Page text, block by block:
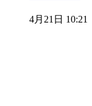
4月21日 10:21